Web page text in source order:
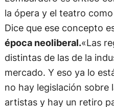
la ópera y el teatro
Dice que ese concepto
época neoliberal.«Las
distintas de las de la
mercado. Y eso ya lo
no hay legislación
artistas y hay un retiro